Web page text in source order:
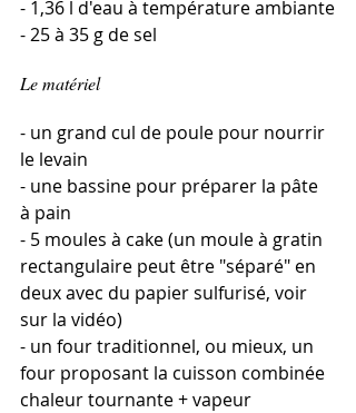
- 1,36 l d'eau à température ambiante
- 25 à 35 g de sel
Le matériel
- un grand cul de poule pour nourrir
le levain
- une bassine pour préparer la pâte
à pain
- 5 moules à cake (un moule à gratin
rectangulaire peut être "séparé" en
deux avec du papier sulfurisé, voir
sur la vidéo)
- un four traditionnel, ou mieux, un
four proposant la cuisson combinée
chaleur tournante + vapeur